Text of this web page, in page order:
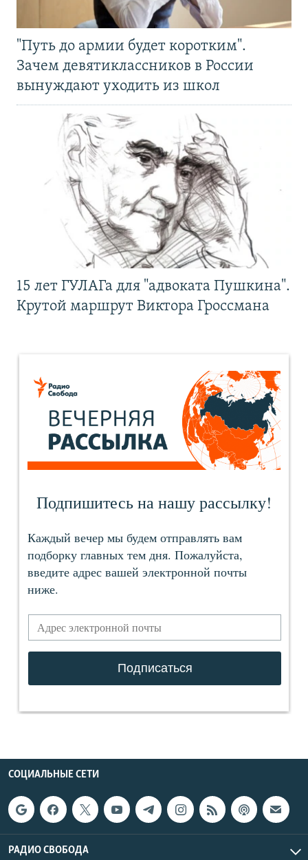
"Путь до армии будет коротким".
Зачем девятиклассников в России
вынуждают уходить из школ
15 лет ГУЛАГа для "адвоката Пушкина".
Крутой маршрут Виктора Гроссмана
СОЦИАЛЬНЫЕ СЕТИ
РАДИО СВОБОДА